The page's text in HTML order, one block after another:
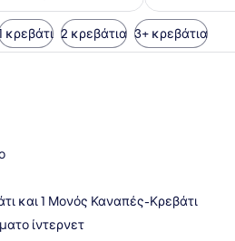
κρεβάτι 2 κρεβάτια 3+ κρεβάτια
Ένα σύγχρονο
και 1 Μονός Καναπές-Κρεβάτι
ίντερνετ